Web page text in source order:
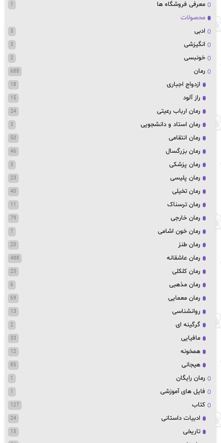
معرفی فروشگاه ها 1
محصولات
ادبی
3
انگیزشی 3
خونبسی 2
رمان 688
ازدواج اجباری 18
راز آلود 15
رمان ارباب رعیتی 24
رمان استاد و دانشجویی 3
رمان انتقامی 50
رمان بزرگسال 46
رمان پزشکی 3
رمان پلیسی 23
رمان تخیلی 40
رمان ترسناک 11
رمان خارجی 79
رمان خون اشامی 7
رمان طنز 20
رمان عاشقانه 488
رمان کلکلی 25
رمان مذهبی 6
رمان معمایی 69
روانشناسی 13
گرگینه ای 2
مافیایی 33
همخونه 12
هیجانی 85
رمان رایگان 1
فایل های آموزشی 1
کتاب 127
ادبیات داستانی 24
تاریخی 15